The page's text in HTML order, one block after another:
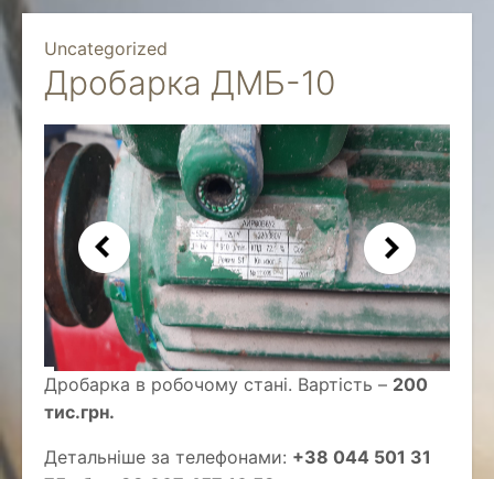
Uncategorized
Дробарка ДМБ-10
Дробарка в робочому стані. Вартість – 200
тис.грн.
Детальніше за телефонами: +38 044 501 31